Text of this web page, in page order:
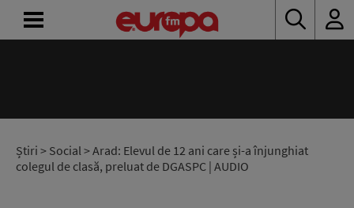
Știri > Social> Arad: Elevul de 12 ani care și-a înjunghiat
colegul de clasă, preluat de DGASPC | AUDIO
RADIO